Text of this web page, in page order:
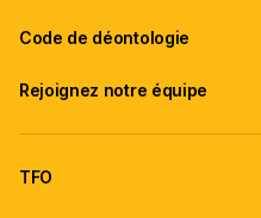
Code de déontologie
Rejoignez notre équipe
TFO